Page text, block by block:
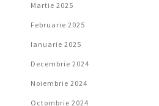
Martie 2025
Februarie 2025
Ianuarie 2025
Decembrie 2024
Noiembrie 2024
Octombrie 2024